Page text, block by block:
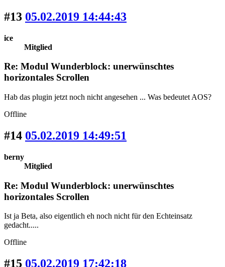
#13 05.02.2019 14:44:43
ice
Mitglied
Re: Modul Wunderblock: unerwünschtes
horizontales Scrollen
Hab das plugin jetzt noch nicht angesehen ... Was bedeutet AOS?
Offline
#14 05.02.2019 14:49:51
berny
Mitglied
Re: Modul Wunderblock: unerwünschtes
horizontales Scrollen
Ist ja Beta, also eigentlich eh noch nicht für den Echteinsatz
gedacht.....
Offline
#15 05.02.2019 17:42:18